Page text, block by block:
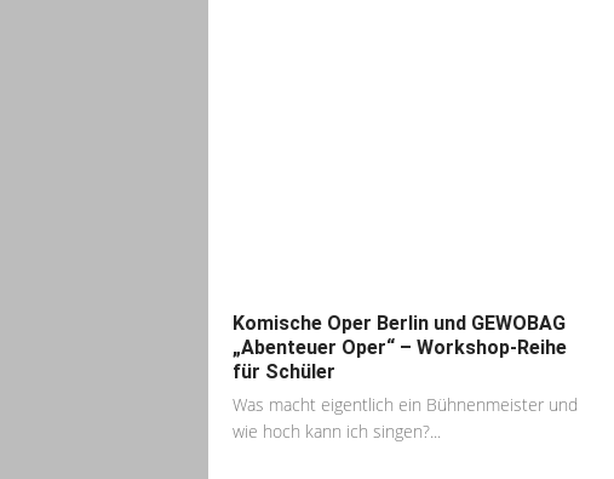
Komische Oper Berlin und GEWOBAG
„Abenteuer Oper“ – Workshop-Reihe
für Schüler
Was macht eigentlich ein Bühnenmeister und
wie hoch kann ich singen?...